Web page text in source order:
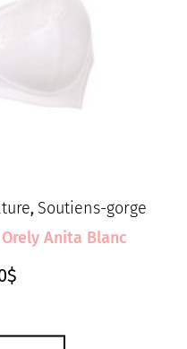
, Soutiens-gorge
Anita Blanc
$